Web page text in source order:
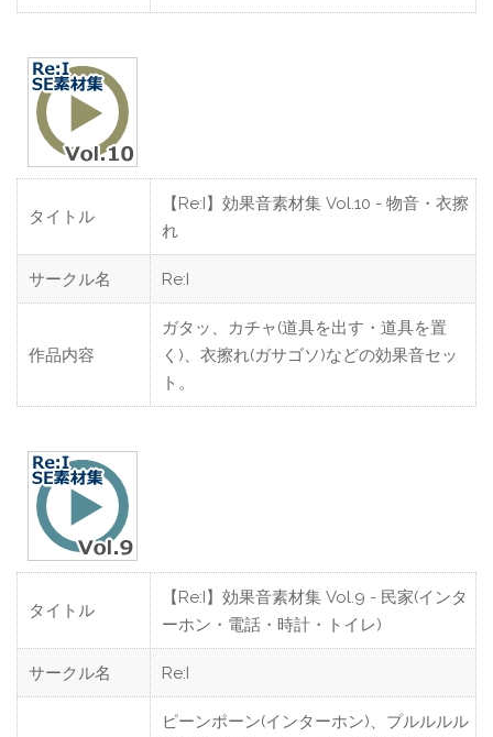
タイトル
【Re:I】効果音素材集 Vol.10 - 物音・衣擦
れ
サークル名 Re:I
作品内容
ガタッ、カチャ(道具を出す・道具を置
く)、衣擦れ(ガサゴソ)などの効果音セッ
ト。
タイトル
【Re:I】効果音素材集 Vol.9 - 民家(インタ
ーホン・電話・時計・トイレ)
サークル名 Re:I
ピーンポーン(インターホン)、プルルルル